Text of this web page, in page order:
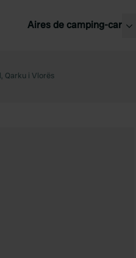
Aires de camping-car
Qarku i Vlorës